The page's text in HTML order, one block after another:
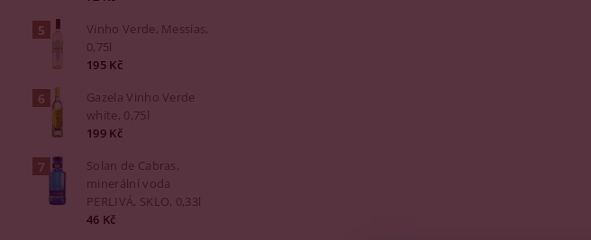
Vinho Verde, Messias,
0,75l
195 Kč
Gazela Vinho Verde
white, 0,75l
199 Kč
Solan de Cabras,
minerální voda
PERLIVÁ, SKLO, 0,33l
46 Kč